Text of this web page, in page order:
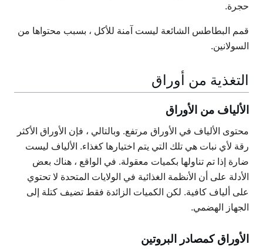
حجرة.
قمم البطاطس الشائعة ليست آمنة للأكل ، بسبب محتواها من
السولانين.
التغذية من أوراق
الألياف من الأوراق
محتوى الألياف في الأوراق مرتفع. وبالتالي ، فإن الأوراق الأكثر
رقة لأي نبات هي تلك التي يتم اختيارها كغذاء. الألياف ليست
ضارة إذا تم تناولها بكميات معقولة. في الواقع ، هناك بعض
الأدلة على أن الأنظمة الغذائية في الولايات المتحدة لا تحتوي
على ألياف كافية. لكن الكميات الزائدة فقط تضيف كتلة إلى
الجهاز الهضمي.
الأوراق كمصادر البروتين